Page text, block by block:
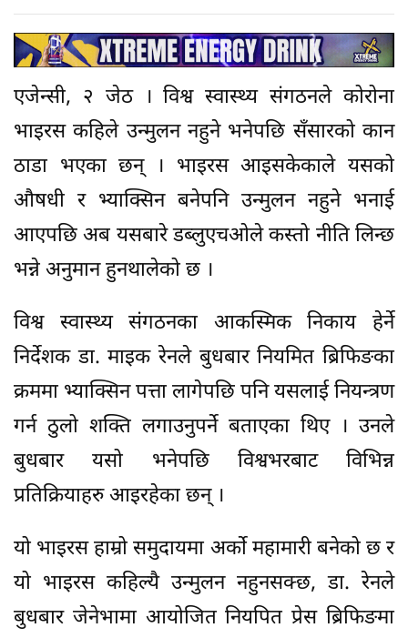
एजेन्सी, २ जेठ । विश्व स्वास्थ्य संगठनले कोरोना
भाइरस कहिले उन्मुलन नहुने भनेपछि सँसारको कान
ठाडा भएका छन् । भाइरस आइसकेकाले यसको
औषधी र भ्याक्सिन बनेपनि उन्मुलन नहुने भनाई
आएपछि अब यसबारे डब्लुएचओले कस्तो नीति लिन्छ
भन्ने अनुमान हुनथालेको छ ।
विश्व स्वास्थ्य संगठनका आकस्मिक निकाय हेर्ने
निर्देशक डा. माइक रेनले बुधबार नियमित ब्रिफिङका
क्रममा भ्याक्सिन पत्ता लागेपछि पनि यसलाई नियन्त्रण
गर्न ठुलो शक्ति लगाउनुपर्ने बताएका थिए । उनले
बुधबार यसो भनेपछि विश्वभरबाट विभिन्न
प्रतिक्रियाहरु आइरहेका छन् ।
यो भाइरस हाम्रो समुदायमा अर्को महामारी बनेको छ र
यो भाइरस कहिल्यै उन्मुलन नहुनसक्छ, डा. रेनले
बुधबार जेनेभामा आयोजित नियपित प्रेस ब्रिफिङमा